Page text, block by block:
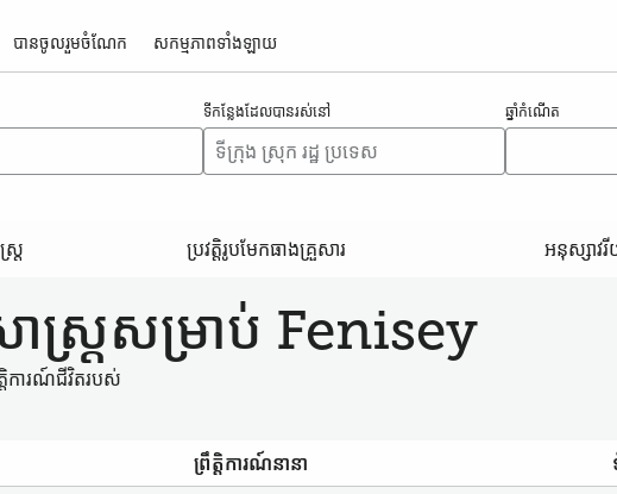
បានចូលរួមចំណែក សកម្មភាព​ទាំងឡាយ
ទីកន្លែង​ដែល​បាន​រស់នៅ ឆ្នាំ​កំណើត
រ ប្រវត្តិរូប​មែកធាង​គ្រួសារ អនុស្សាវ
ស្ត្រ​សម្រាប់ Fenisey
ការណ៍​ជីវិត​របស់​
ព្រឹត្តិការណ៍​នានា